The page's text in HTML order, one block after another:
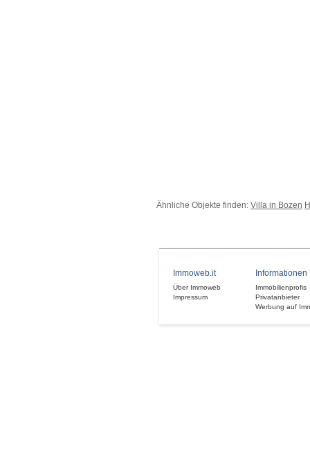
Ähnliche Objekte finden: Villa in Bozen
Immoweb.it
Über Immoweb
Impressum
Informationen
Immobilienprofis
Privatanbieter
Werbung auf